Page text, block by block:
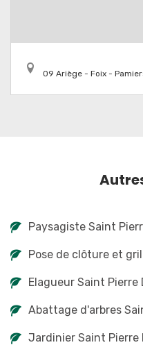
09 Ariège - Foix -
Paysagiste Saint
Pose de clôture et
Elagueur Saint Pierre
Abattage d'arbres
Jardinier Saint Pierre